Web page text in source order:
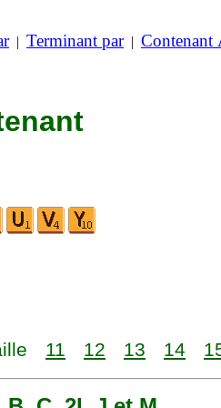
| Terminant par| Contenant
11 12 13 14